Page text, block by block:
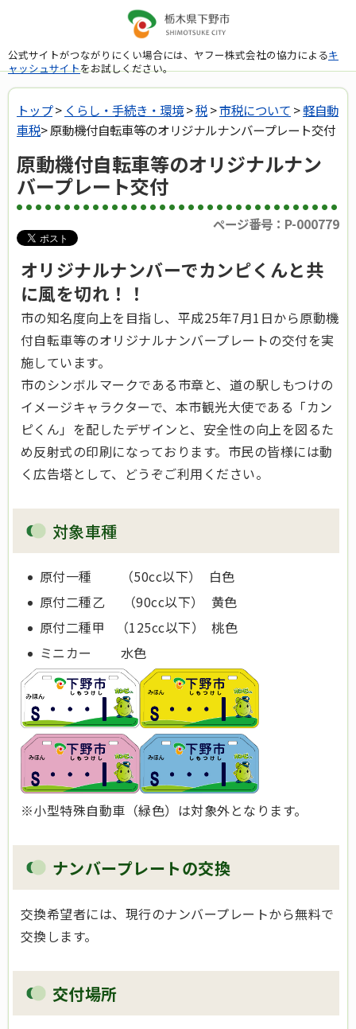
公式サイトがつながりにくい場合には、ヤフー株式会社の協力によるキ
ャッシュサイトをお試しください。
トップ> くらし・手続き・環境>税>市税について >軽自動
車税> 原動機付自転車等のオリジナルナンバープレート交付
原動機付自転車等のオリジナルナン
バープレート交付
ページ番号：P-000779
オリジナルナンバーでカンピくんと共
に風を切れ！！
市の知名度向上を目指し、平成25年7月1日から原動機
付自転車等のオリジナルナンバープレートの交付を実
施しています。
市のシンボルマークである市章と、道の駅しもつけの
イメージキャラクターで、本市観光大使である「カン
ピくん」を配したデザインと、安全性の向上を図るた
め反射式の印刷になっております。市民の皆様には動
く広告塔として、どうぞご利用ください。
対象車種
原付一種 （50cc以下） 白色
原付二種乙 （90cc以下） 黄色
原付二種甲 （125cc以下） 桃色
ミニカー 水色
※小型特殊自動車（緑色）は対象外となります。
ナンバープレートの交換
交換希望者には、現行のナンバープレートから無料で
交換します。
交付場所